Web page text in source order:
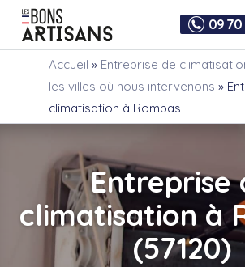
09 70
Accueil » Entreprise de
les villes où nous intervenons »
climatisation à Rombas
Entreprise
climatisation à
(57120)